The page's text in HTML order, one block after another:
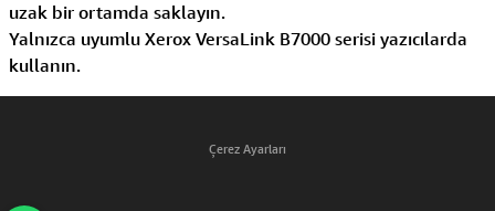
uzak bir ortamda saklayın.
Yalnızca uyumlu Xerox VersaLink B7000 serisi yazıcılarda
kullanın.
Çerez Ayarları